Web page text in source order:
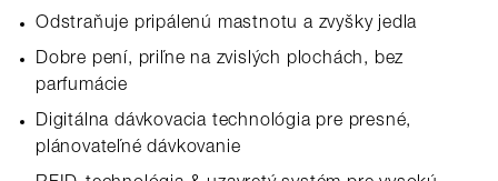
Odstraňuje pripálenú mastnotu a zvyšky jedla
Dobre pení, priľne na zvislých plochách, bez
parfumácie
Digitálna dávkovacia technológia pre presné,
plánovateľné dávkovanie